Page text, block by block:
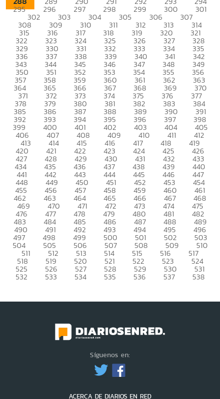
295 296 297 298 299 300 301
302 303 304 305 306 307
308 309 310 311 312 313 314
315 316 317 318 319 320 321
322 323 324 325 326 327 328
329 330 331 332 333 334 335
336 337 338 339 340 341 342
343 344 345 346 347 348 349
350 351 352 353 354 355 356
357 358 359 360 361 362 363
364 365 366 367 368 369 370
371 372 373 374 375 376 377
378 379 380 381 382 383 384
385 386 387 388 389 390 391
392 393 394 395 396 397 398
399 400 401 402 403 404 405
406 407 408 409 410 411 412
413 414 415 416 417 418 419
420 421 422 423 424 425 426
427 428 429 430 431 432 433
434 435 436 437 438 439 440
441 442 443 444 445 446 447
448 449 450 451 452 453 454
455 456 457 458 459 460 461
462 463 464 465 466 467 468
469 470 471 472 473 474 475
476 477 478 479 480 481 482
483 484 485 486 487 488 489
490 491 492 493 494 495 496
497 498 499 500 501 502 503
504 505 506 507 508 509 510
511 512 513 514 515 516 517
518 519 520 521 522 523 524
525 526 527 528 529 530 531
532 533 534 535 536 537 538
Síguenos en:
ACERCA DE DIARIOS EN RED